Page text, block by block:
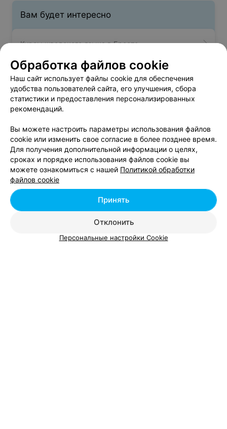
Вам будет интересно
Курсы шведского языка в Бресте
Курсы белорусского языка в Бресте
Обучение по Skype в Бресте
Добавить компанию
Добавить специалиста
Обработка файлов cookie
Наш сайт использует файлы cookie для обеспечения
удобства пользователей сайта, его улучшения, сбора
статистики и предоставления персонализированных
рекомендаций.
Вы можете настроить параметры использования файлов
cookie или изменить свое согласие в более позднее время.
Для получения дополнительной информации о целях,
сроках и порядке использования файлов cookie вы
можете ознакомиться с нашей Политикой обработки
файлов cookie
Отклонить
Принять
Персональные настройки Cookie